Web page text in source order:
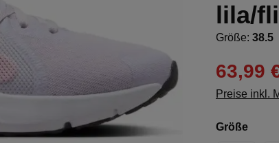
lila/
Größe: 38.5
63,99
Preise inkl.
Größe